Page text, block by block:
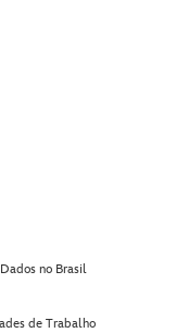
no Brasil
de Trabalho